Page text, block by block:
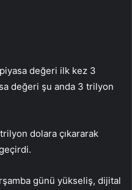
değeri ilk kez 3
değeri şu anda 3 trilyon
dolara çıkararak
günü yükseliş, dijital